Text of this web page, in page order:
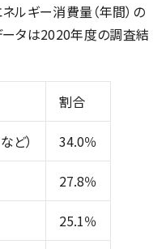
ルギー消費量（年間）の
ータは2020年度の調査結
割合
ど） 34.0％
27.8％
25.1％